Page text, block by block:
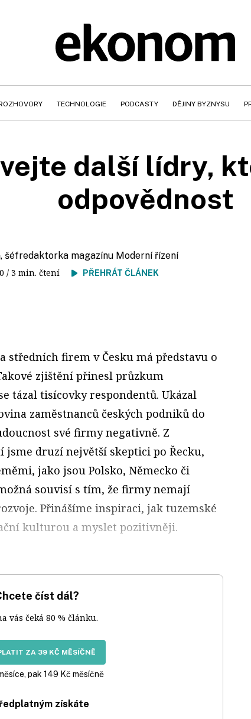
TECHNOLOGIE PODCASTY DĚJINY BYZNYSU
další lídry,
odpovědnost
, šéfredaktorka magazínu Moderní řízení
/ 3 min. čtení PŘEHRÁT ČLÁNEK
středních firem v Česku má představu o
zjištění přinesl průzkum
tázal tisícovky respondentů. Ukázal
zaměstnanců českých podniků do
své firmy negativně. Z
druzí největší skeptici po Řecku,
jako jsou Polsko, Německo či
souvisí s tím, že firmy nemají
Přinášíme inspiraci, jak tuzemské
kulturou a myslet pozitivněji.
číst dál?
vás čeká 80 % článku.
ZA 39 KČ MĚSÍČNĚ
pak 149 Kč měsíčně
získáte